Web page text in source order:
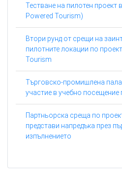
Тестване на пилотен проект
Powered Tourism)
Втори рунд от срещи на
пилотните локации по
Tourism
Търговско-промишлена
участие в учебно посещение
Партньорска среща по
представи напредъка през
изпълнението